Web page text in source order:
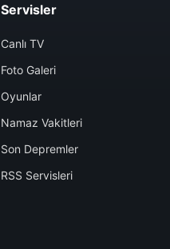
Servisler
Canlı TV
Foto Galeri
Oyunlar
Namaz Vakitleri
Son Depremler
RSS Servisleri